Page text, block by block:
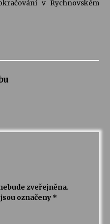
v Rychnovském
zveřejněna.
označeny *